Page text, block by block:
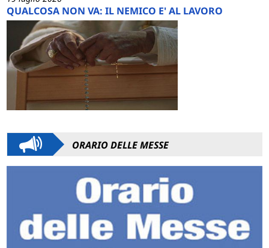
QUALCOSA NON VA: IL NEMICO E' AL LAVORO
ORARIO DELLE MESSE